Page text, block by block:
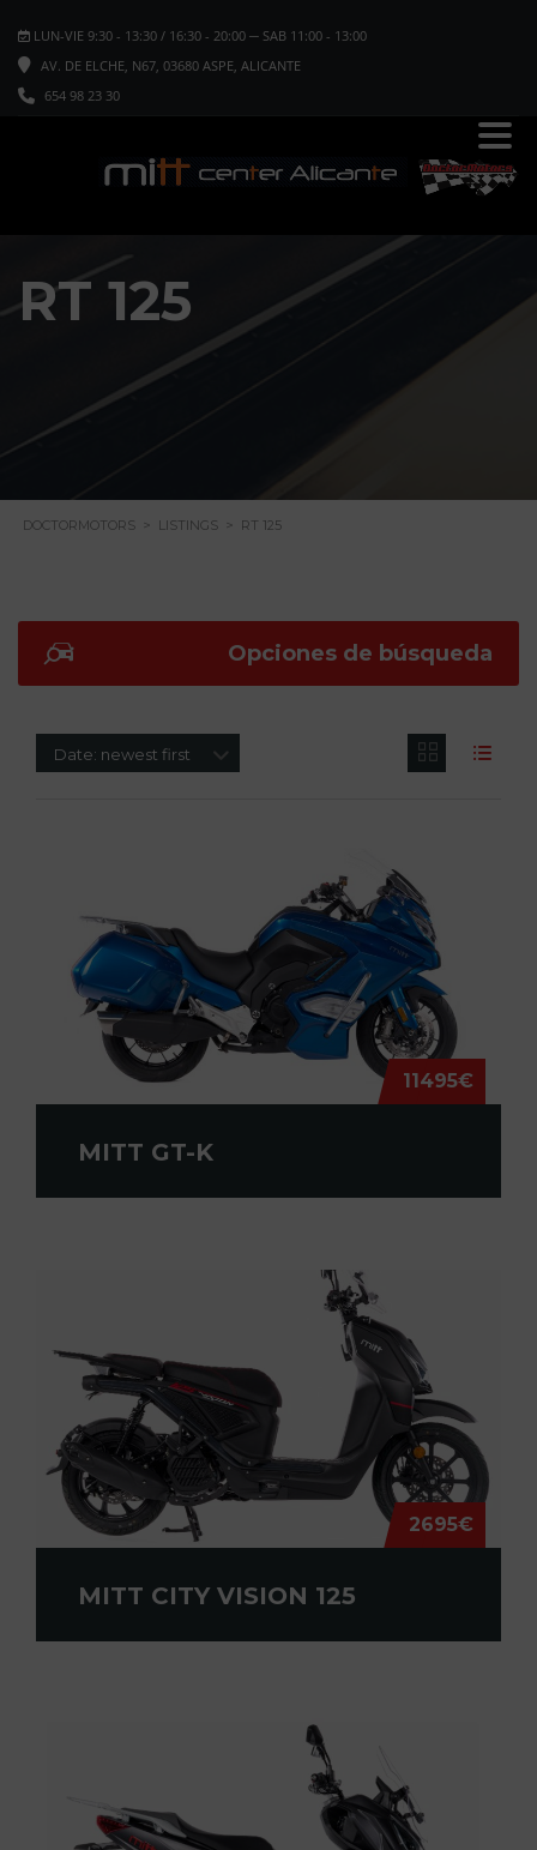
LUN-VIE 9:30 - 13:30 / 16:30 - 20:00 ─ SAB 11:00 - 13:00
AV. DE ELCHE, N67, 03680 ASPE, ALICANTE
654 98 23 30
RT 125
DOCTORMOTORS > LISTINGS > RT 125
Opciones de búsqueda
Date: newest first
11495€
MITT GT-K
2695€
MITT CITY VISION 125